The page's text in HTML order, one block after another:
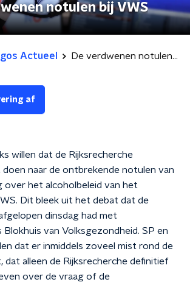
notulen bij VWS
Actueel De verdwenen notulen bij VWS
af
willen dat de Rijksrecherche
naar de ontbrekende notulen van
over het alcoholbeleid van het
Dit bleek uit het debat dat de
dinsdag had met
van Volksgezondheid. SP en
dat er inmiddels zoveel mist rond de
dat alleen de Rijksrecherche definitief
over de vraag of de